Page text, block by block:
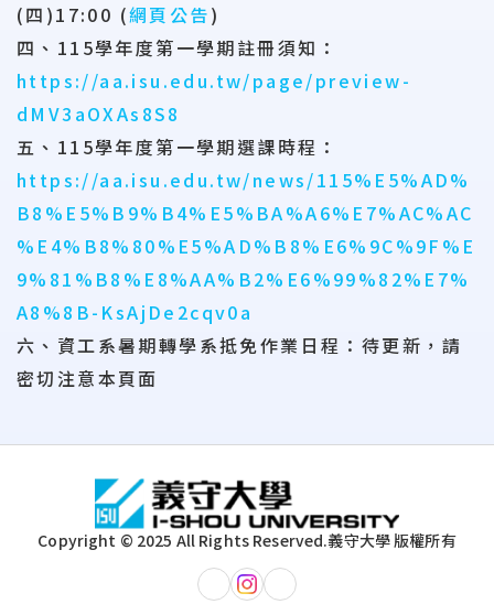
(四)17:00 (網頁公告)
四、 115學年度第一學期註冊須知 ：
https://aa.isu.edu.tw/page/preview-
dMV3aOXAs8S8
五、 115學年度第一學期選課時程 ：
https://aa.isu.edu.tw/news/115%E5%AD%
B8%E5%B9%B4%E5%BA%A6%E7%AC%AC
%E4%B8%80%E5%AD%B8%E6%9C%9F%E
9%81%B8%E8%AA%B2%E6%99%82%E7%
A8%8B-KsAjDe2cqv0a
六、 資工系暑期轉學系抵免作業日程 ：待更新，請
密切注意本頁面
Copyright © 2025 All Rights Reserved.義守大學 版權所有